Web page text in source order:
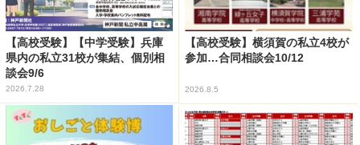
【高校受験】【中学受験】兵庫
県内の私立31校が集結、個別相
談会9/6
2026.7.28
【高校受験】横須賀の私立4校が
参加…合同相談会10/12
2026.8.5